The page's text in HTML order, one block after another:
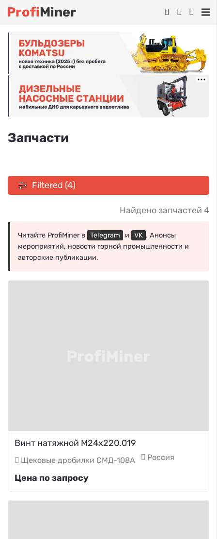
ProfiMiner
Запчасти
Filtered (4)
Найдено запчастей 4
Читайте ProfiMiner в Telegram и VK . Анонсы
мероприятий, новости горной промышленности и
авторские публикации.
Винт натяжной М24х220.019
Щековые дробилки СМД-108А Россия
Цена по запросу